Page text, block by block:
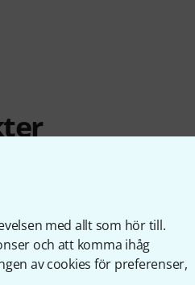
med allt som hör till.
och att komma ihåg
av cookies för preferenser,